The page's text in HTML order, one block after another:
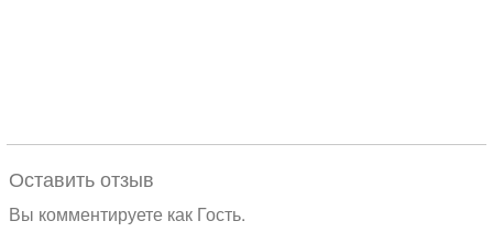
Оставить отзыв
Вы комментируете как Гость.